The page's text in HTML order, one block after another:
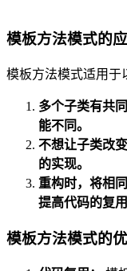
模板方法模式的
模板方法模式适用于
多个子类有共
能不同。
不想让子类改
的实现。
重构时，将相
提高代码的复用
模板方法模式的